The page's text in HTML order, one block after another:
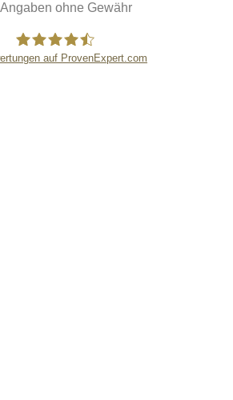
ohne Gewähr
auf ProvenExpert.com